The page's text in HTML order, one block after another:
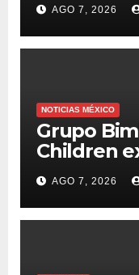
AGO 7, 2026
NOTICIAS MÉXICO
Grupo
Children
apoyar a
Venezuela
AGO 7, 2026